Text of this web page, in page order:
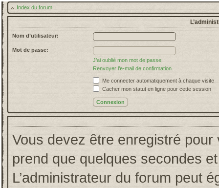
Index du forum
Nom d’utilisateur:
Mot de passe:
J’ai oublié mon mot de passe
Renvoyer l’e-mail de confirmation
Me connecter automatiquement à chaque visite
Cacher mon statut en ligne pour cette session
Vous devez être enregistré pour
prend que quelques secondes
L’administrateur du forum peut